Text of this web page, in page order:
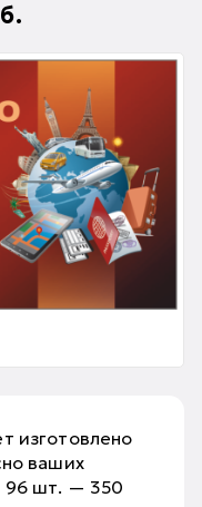
изготовлено
ваших
96 шт. — 350